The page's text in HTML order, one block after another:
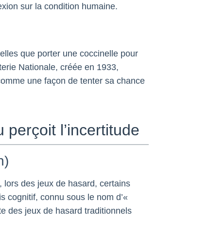
sur la condition humaine.
que porter une coccinelle pour
Nationale, créée en 1933,
une façon de tenter sa chance
l’incertitude
lors des jeux de hasard, certains
cognitif, connu sous le nom d’«
des jeux de hasard traditionnels